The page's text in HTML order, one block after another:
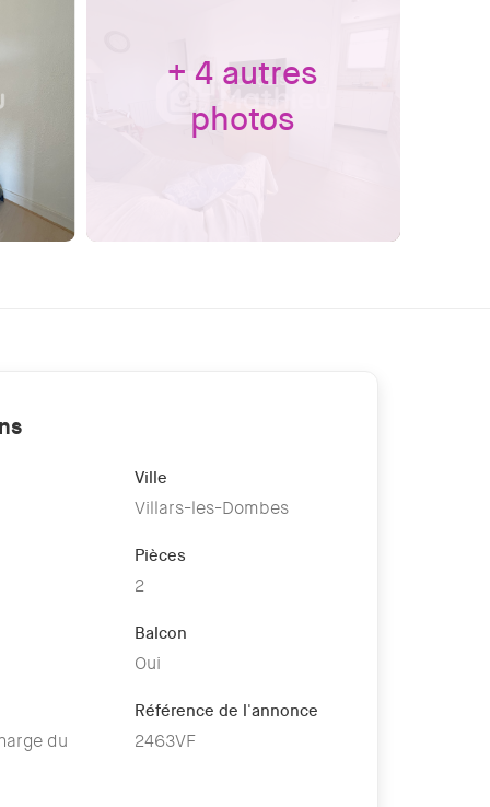
+ 4 autres
photos
Ville
Villars-les-Dombes
Pièces
2
Balcon
Oui
du
Référence de l'annonce
2463VF